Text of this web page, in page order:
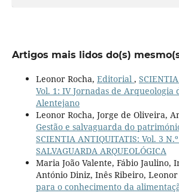
Artigos mais lidos do(s)
Leonor Rocha, Editorial ,
Vol. 1: IV Jornadas de Arqueologia
Alentejano
Leonor Rocha, Jorge de Oliveira,
Gestão e salvaguarda do
SCIENTIA ANTIQUITATIS: Vol. 3
SALVAGUARDA ARQUEOLÓGICA
Maria João Valente, Fábio Jaulino,
António Diniz, Inês Ribeiro, Leonor
para o conhecimento da